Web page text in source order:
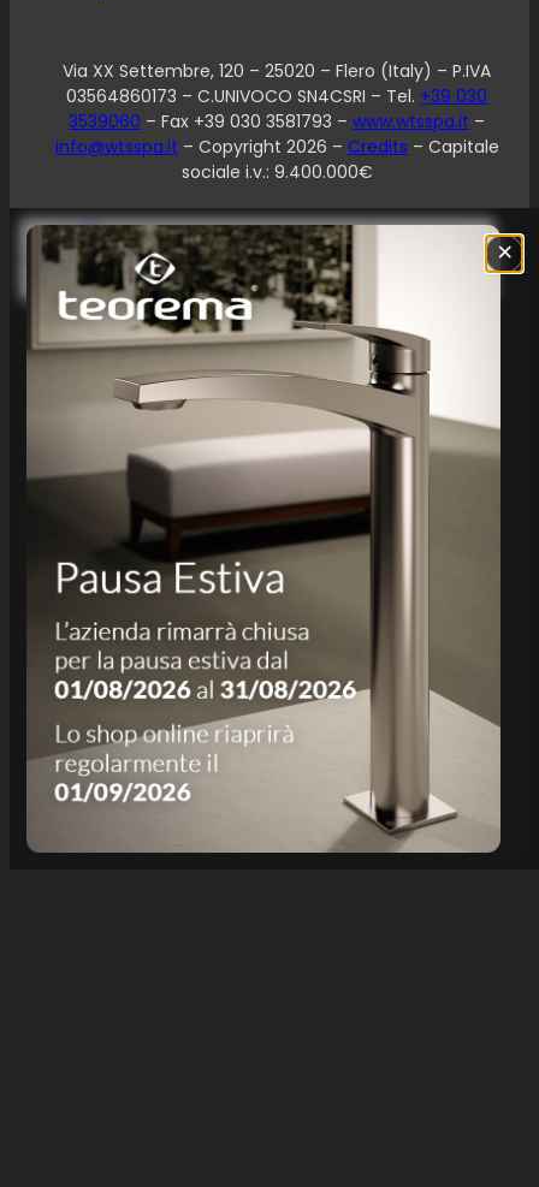
Via XX Settembre, 120 – 25020 – Flero (Italy) – P.IVA
03564860173 – C.UNIVOCO SN4CSRI – Tel. +39 030
3539060 – Fax +39 030 3581793 –www.wtsspa.it –
info@wtsspa.it – Copyright 2026 – Credits – Capitale
sociale i.v.: 9.400.000€
×
Informativa sulla raccolta
Le tue preferenze relative alla privacy